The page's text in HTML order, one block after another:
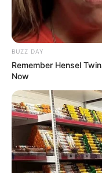
BUZZ DAY
Remember Hensel
Now